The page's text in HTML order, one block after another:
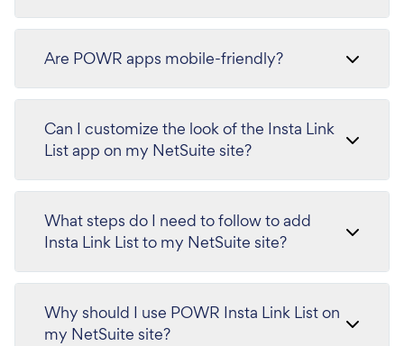
Are POWR apps mobile-friendly?
Can I customize the look of the Insta Link
List app on my NetSuite site?
What steps do I need to follow to add
Insta Link List to my NetSuite site?
Why should I use POWR Insta Link List on
my NetSuite site?